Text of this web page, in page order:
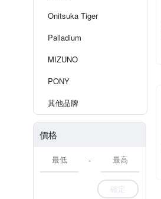
Onitsuka Tiger
Palladium
MIZUNO
PONY
其他品牌
價格
-
確定